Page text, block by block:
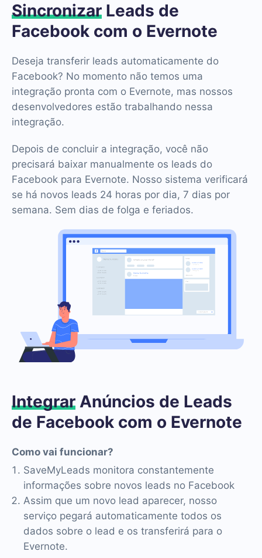
Sincronizar Leads de
Facebook com o Evernote
Deseja transferir leads automaticamente do
Facebook? No momento não temos uma
integração pronta com o Evernote, mas nossos
desenvolvedores estão trabalhando nessa
integração.
Depois de concluir a integração, você não
precisará baixar manualmente os leads do
Facebook para Evernote. Nosso sistema verificará
se há novos leads 24 horas por dia, 7 dias por
semana. Sem dias de folga e feriados.
Integrar Anúncios de Leads
de Facebook com o Evernote
Como vai funcionar?
SaveMyLeads monitora constantemente
informações sobre novos leads no Facebook
Assim que um novo lead aparecer, nosso
serviço pegará automaticamente todos os
dados sobre o lead e os transferirá para o
Evernote.